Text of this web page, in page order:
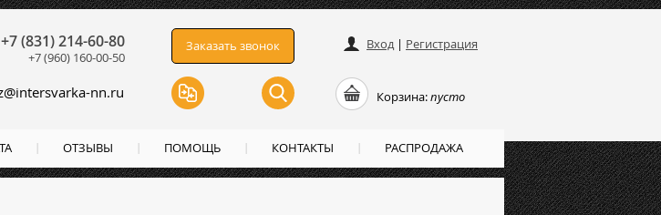
Вход| Регистрация
Корзина:пусто
Заказать звонок
@intersvarka-nn.ru
+7 (831) 214-60-80
+7 (960) 160-00-50
ОТЗЫВЫ ПОМОЩЬ КОНТАКТЫ РАСПРОДАЖА